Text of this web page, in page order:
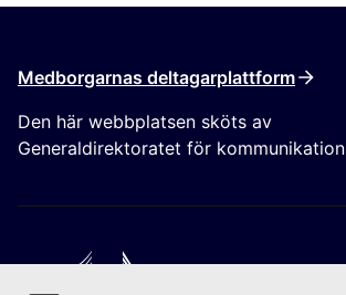
Medborgarnas deltagarplattform
Den här webbplatsen sköts av
Generaldirektoratet för kommunikation